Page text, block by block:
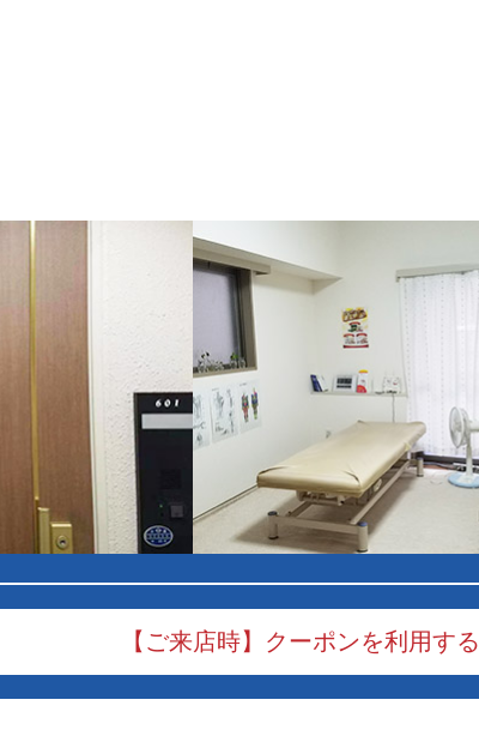
【ご来店時】クーポンを利用する
冷え性